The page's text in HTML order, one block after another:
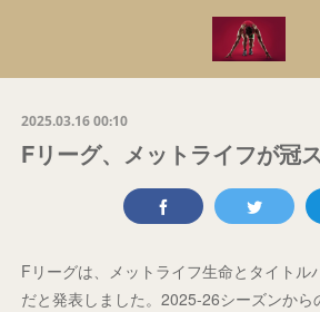
2025.03.16 00:10
Fリーグ、メットライフが冠
Fリーグは、メットライフ生命とタイトル
だと発表しました。2025-26シーズンから